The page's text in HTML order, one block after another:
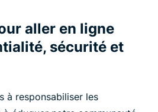
aller en ligne
sécurité et
à responsabiliser les